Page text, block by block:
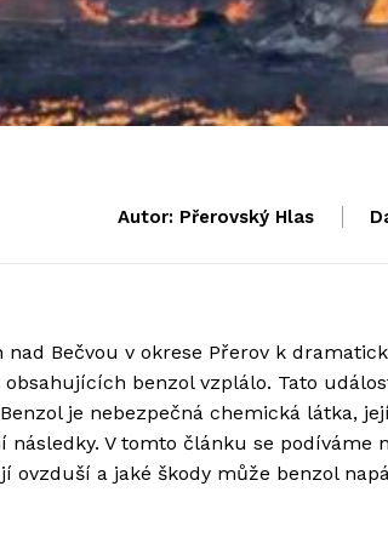
Autor: Přerovský Hlas
Bečvou v okrese Přerov k
benzol vzplálo. Tato
je nebezpečná chemická látka,
V tomto článku se podíváme
a jaké škody může benzol